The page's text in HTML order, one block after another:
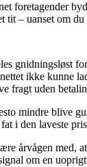
foretagender
tit – uanset om
gnidningsløst
ikke kunne
fragt uden
mindre blive
i den laveste
årvågen med,
om en